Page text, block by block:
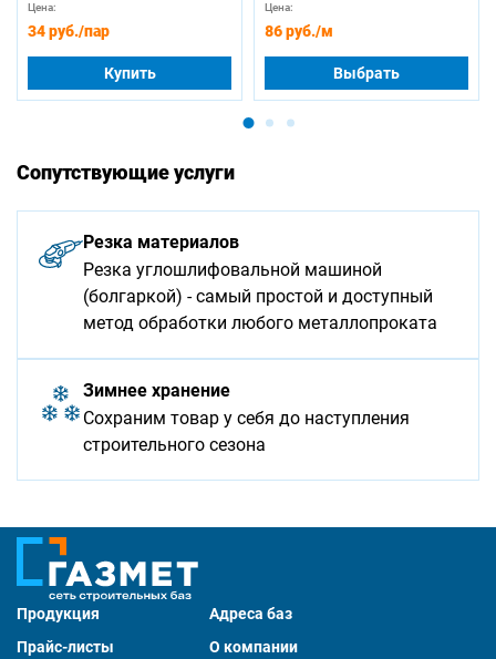
Цена:
34 руб./пар
Купить
Цена:
86 руб./м
Выбрать
Сопутствующие услуги
Резка материалов
Резка углошлифовальной машиной
(болгаркой) - самый простой и доступный
метод обработки любого металлопроката
Зимнее хранение
Сохраним товар у себя до наступления
строительного сезона
Продукция
Адреса баз
Прайс-листы
О компании